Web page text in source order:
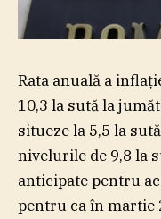
Rata anuală a
10,3 la sută la
situeze la 5,5 la
nivelurile de 9,8 la
anticipate pentru
pentru ca în martie